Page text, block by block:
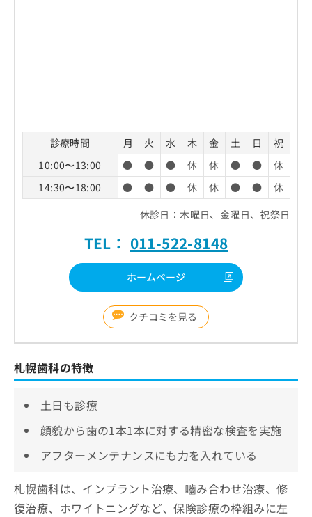
診療時間 月 火 水 木 金 土 日
祝
10:00〜13:00
● ● ● 休 休 ● ●
休
14:30〜18:00
● ● ● 休 休 ● ●
休
休診日：木曜日、金曜日、祝祭日
TEL： 011-522-8148
ホームページ
クチコミを見る
札幌歯科の特徴
土日も診療
顔貌から⻭の1本1本に対する精密な検査を実施
アフターメンテナンスにも力を入れている
札幌歯科は、インプラント治療、嚙み合わせ治療、修
復治療、ホワイトニングなど、保険診療の枠組みに左